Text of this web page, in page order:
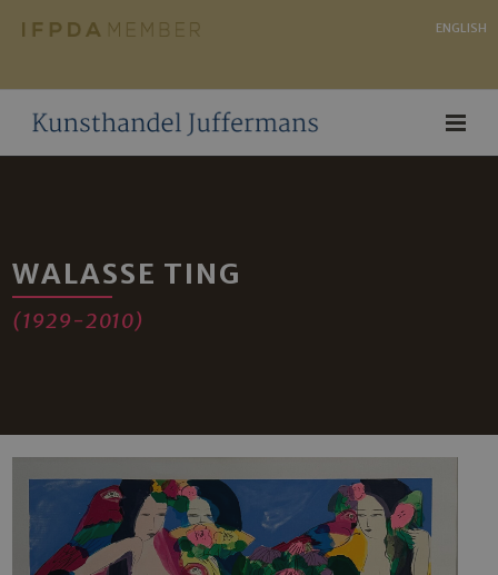
ENGLISH
WALASSE TING
(1929-2010)